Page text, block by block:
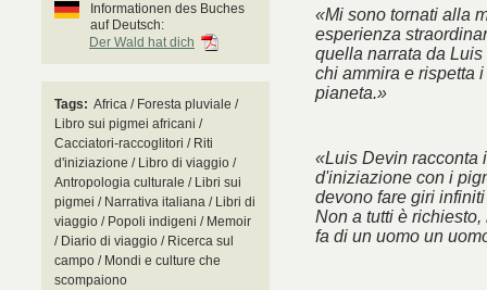
Informationen des Buches
auf Deutsch:
Der Wald hat dich
Tags: Africa / Foresta pluviale /
Libro sui pigmei africani /
Cacciatori-raccoglitori / Riti
d'iniziazione / Libro di viaggio /
Antropologia culturale / Libri sui
pigmei / Narrativa italiana / Libri di
viaggio / Popoli indigeni / Memoir
/ Diario di viaggio / Ricerca sul
campo / Mondi e culture che
scompaiono
«Mi sono tornati alla
esperienza
quella narrata da
chi ammira e rispetta
pianeta.»
«Luis Devin racconta
d'iniziazione con i
devono fare giri
Non a tutti è
fa di un uomo un